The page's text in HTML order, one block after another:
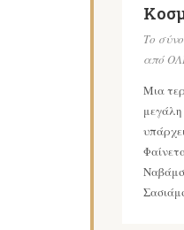
Το
από
Μια
μεγάλη